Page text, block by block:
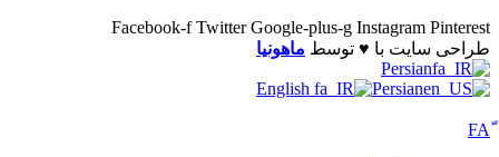
Facebook-f Twitter Google-plus-g Instagram Pinterest
طراحی سایت با ♥️ توسط ماهونیا
Persian
English
Persian